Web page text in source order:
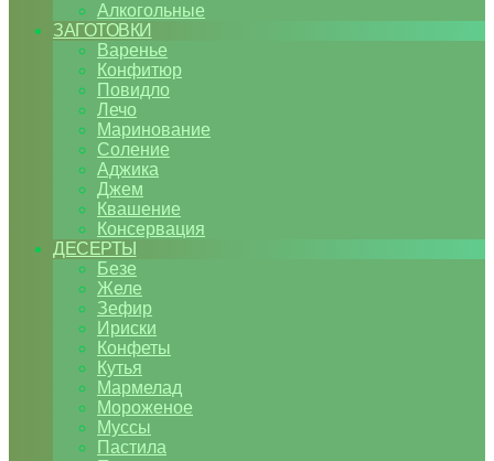
Алкогольные
ЗАГОТОВКИ
Варенье
Конфитюр
Повидло
Лечо
Маринование
Соление
Аджика
Джем
Квашение
Консервация
ДЕСЕРТЫ
Безе
Желе
Зефир
Ириски
Конфеты
Кутья
Мармелад
Мороженое
Муссы
Пастила